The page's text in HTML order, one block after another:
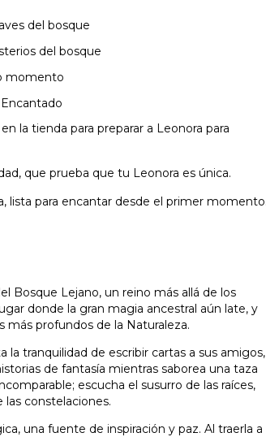
del bosque
del bosque
momento
la tienda para preparar a Leonora para
que prueba que tu Leonora es única.
lista para encantar desde el primer momento.
Bosque Lejano, un reino más allá de los
donde la gran magia ancestral aún late, y
más profundos de la Naturaleza.
la tranquilidad de escribir cartas a sus amigos,
de fantasía mientras saborea una taza
escucha el susurro de las raíces,
constelaciones.
una fuente de inspiración y paz. Al traerla a